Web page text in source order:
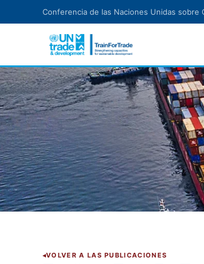
Conferencia de las Naciones Unidas sobre
VOLVER A LAS PUBLICACIONES